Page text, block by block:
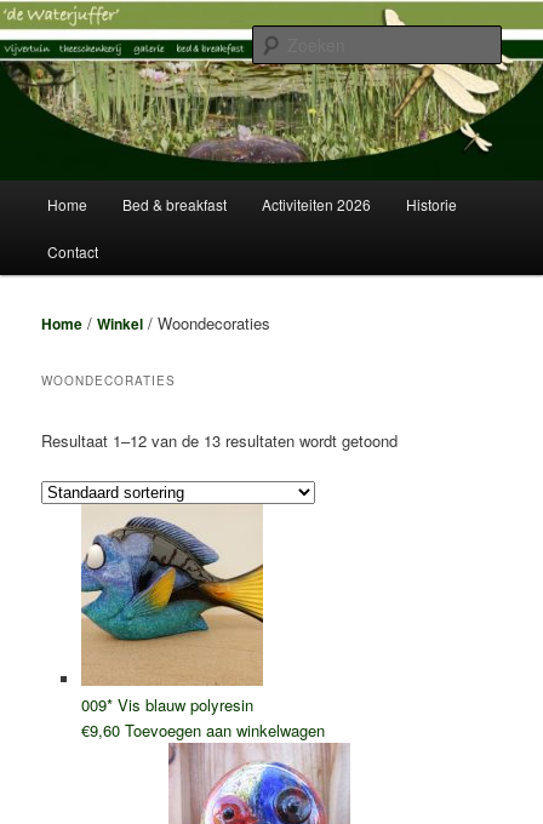
Spring
naar
de
primaire
inhoud
Spring
naar
de
secundaire
inhoudVijvertuin de Waterjuffer
Vijvertuin, Theeschenkerij, Galerie, Logies
Home Bed & breakfast Activiteiten 2026 Historie
Contact
Home /Winkel / Woondecoraties
WOONDECORATIES
Resultaat 1–12 van de 13 resultaten wordt getoond
009* Vis blauw polyresin
€9,60 Toevoegen aan winkelwagen